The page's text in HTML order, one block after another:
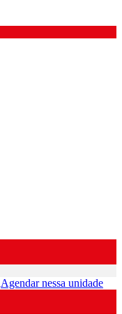
Agendar nessa unidade